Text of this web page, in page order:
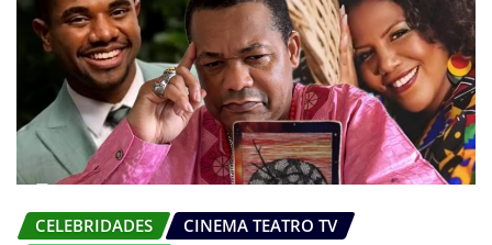
CELEBRIDADES
CINEMA TEATRO TV